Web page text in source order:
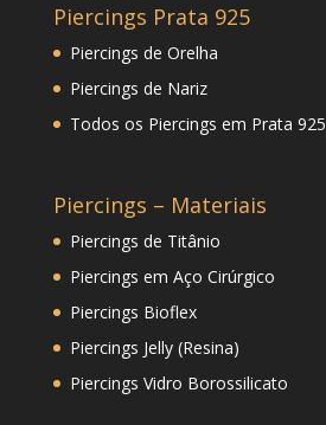
Piercings Prata 925
Piercings de Orelha
Piercings de Nariz
Todos os Piercings em Prata 925
Piercings – Materiais
Piercings de Titânio
Piercings em Aço Cirúrgico
Piercings Bioflex
Piercings Jelly (Resina)
Piercings Vidro Borossilicato